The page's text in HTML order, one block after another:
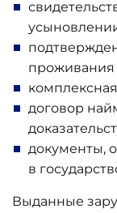
проживания
договор
документы,
в
Выданные